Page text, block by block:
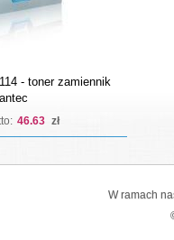
- toner zamiennik
46.63 zł
W ramach